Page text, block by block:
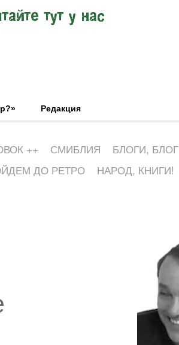
тут у нас
Редакция
++ СМИБЛИЯ БЛОГИ,
ДО РЕТРО НАРОД, КНИГИ!